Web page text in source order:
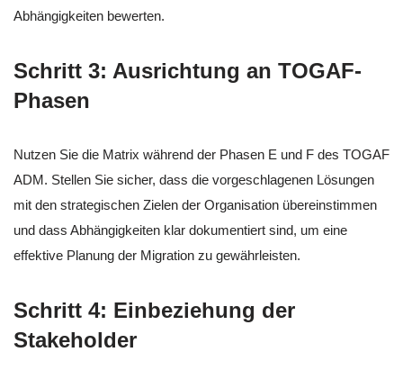
Abhängigkeiten bewerten.
Schritt 3: Ausrichtung an TOGAF-
Phasen
Nutzen Sie die Matrix während der Phasen E und F des TOGAF
ADM. Stellen Sie sicher, dass die vorgeschlagenen Lösungen
mit den strategischen Zielen der Organisation übereinstimmen
und dass Abhängigkeiten klar dokumentiert sind, um eine
effektive Planung der Migration zu gewährleisten.
Schritt 4: Einbeziehung der
Stakeholder